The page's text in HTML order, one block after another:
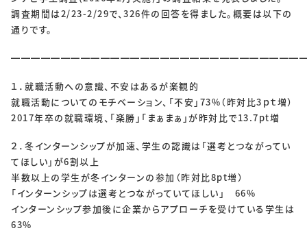
調査期間は2/23-2/29で、326件の回答を得ました。概要は以下の
通りです。
１．就職活動への意識、不安はあるが楽観的
就職活動についてのモチベーション、「不安」73%（昨対比3ｐｔ増）
2017年卒の就職環境、「楽勝」「まぁまぁ」が昨対比で13.7pt増
２．冬インターンシップが加速、学生の認識は「選考とつながってい
てほしい」が6割以上
半数以上の学生が冬インターンの参加（昨対比8pt増）
「インターンシップは選考とつながっていてほしい」 66%
インターンシップ参加後に企業からアプローチを受けている学生は
63%
NEWS
お知らせ一覧
SOLUTIONS
ソリューション
RECRUIT
採用情報
新卒採用